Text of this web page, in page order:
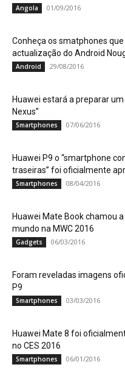
Angola 01/09/2016
Conheça os smatphones
actualização do Android
Android 29/08/2016
Huawei estará a preparar um
Nexus”
Smartphones 07/06/2016
Huawei P9 o “smartphone
traseiras” foi oficialmente
Smartphones 08/04/2016
Huawei Mate Book chamou
mundo na MWC 2016
Gadgets 06/03/2016
Foram reveladas imagens
P9
Smartphones 03/03/2016
Huawei Mate 8 foi
no CES 2016
Smartphones 06/01/2016